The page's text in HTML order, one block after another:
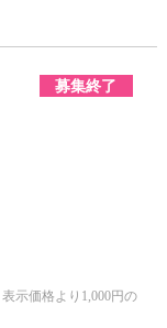
募集終了
示価格より1,000円の